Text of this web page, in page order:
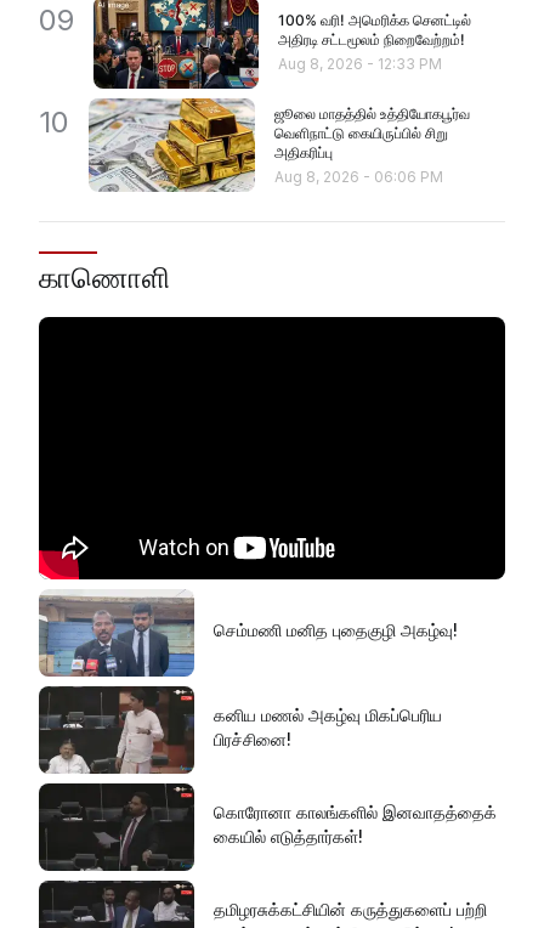
09
100% வரி! அமெரிக்க செனட்டில்
அதிரடி சட்டமூலம் நிறைவேற்றம்!
Aug 8, 2026 - 12:33 PM
10
ஜூலை மாதத்தில் உத்தியோகபூர்வ
வெளிநாட்டு கையிருப்பில் சிறு
அதிகரிப்பு
Aug 8, 2026 - 06:06 PM
காணொளி
செம்மணி மனித புதைகுழி அகழ்வு!
கனிய மணல் அகழ்வு மிகப்பெரிய
பிரச்சினை!
கொரோனா காலங்களில் இனவாதத்தைக்
கையில் எடுத்தார்கள்!
தமிழரசுக்கட்சியின் கருத்துகளைப் பற்றி